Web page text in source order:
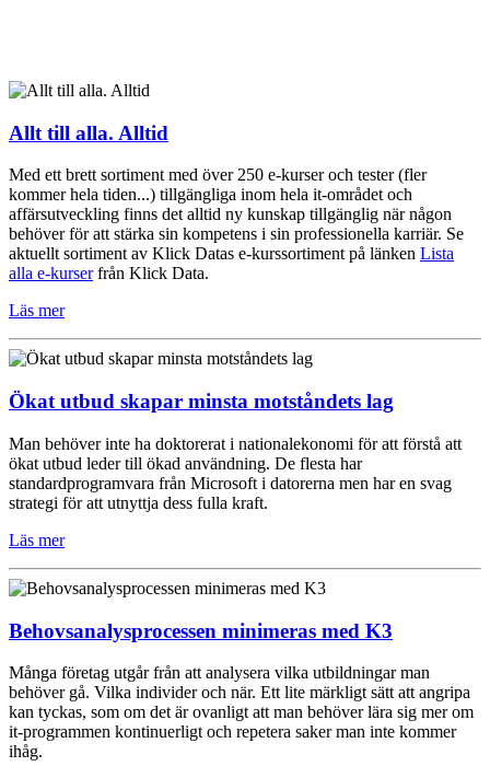
Allt till alla. Alltid
Med ett brett sortiment med över 250 e-kurser och tester (fler
kommer hela tiden...) tillgängliga inom hela it-området och
affärsutveckling finns det alltid ny kunskap tillgänglig när någon
behöver för att stärka sin kompetens i sin professionella karriär. Se
aktuellt sortiment av Klick Datas e-kurssortiment på länken Lista
alla e-kurserfrån Klick Data.
Läs mer
Ökat utbud skapar minsta motståndets lag
Man behöver inte ha doktorerat i nationalekonomi för att förstå att
ökat utbud leder till ökad användning. De flesta har
standardprogramvara från Microsoft i datorerna men har en svag
strategi för att utnyttja dess fulla kraft.
Läs mer
Behovsanalysprocessen minimeras med K3
Många företag utgår från att analysera vilka utbildningar man
behöver gå. Vilka individer och när. Ett lite märkligt sätt att angripa
kan tyckas, som om det är ovanligt att man behöver lära sig mer om
it-programmen kontinuerligt och repetera saker man inte kommer
ihåg.